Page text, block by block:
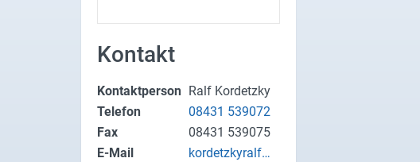
Kontakt
Kontaktperson Ralf Kordetzky
Telefon
08431 539072
Fax
08431 539075
E-Mail
kordetzkyralf@a